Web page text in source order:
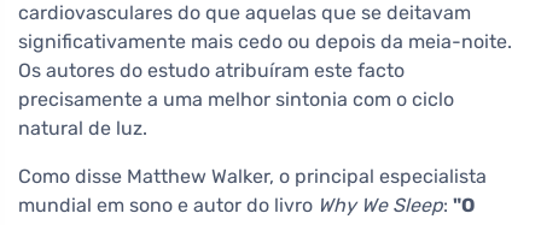
cardiovasculares do que aquelas que se deitavam
significativamente mais cedo ou depois da meia-noite.
Os autores do estudo atribuíram este facto
precisamente a uma melhor sintonia com o ciclo
natural de luz.
Como disse Matthew Walker, o principal especialista
mundial em sono e autor do livro Why We Sleep: "O